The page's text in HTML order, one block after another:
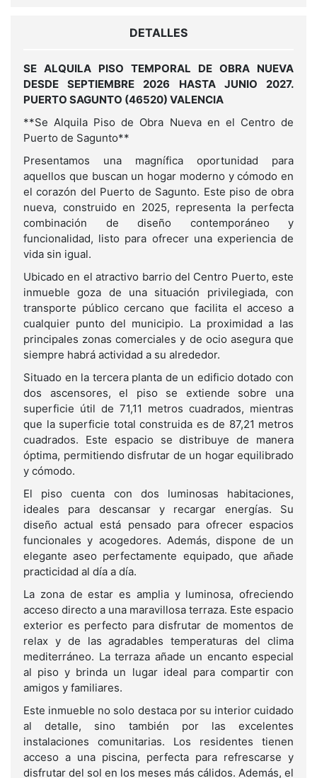
DETALLES
SE ALQUILA PISO TEMPORAL DE OBRA NUEVA
DESDE SEPTIEMBRE 2026 HASTA JUNIO 2027.
PUERTO SAGUNTO (46520) VALENCIA
**Se Alquila Piso de Obra Nueva en el Centro de
Puerto de Sagunto**
Presentamos una magnífica oportunidad para
aquellos que buscan un hogar moderno y cómodo en
el corazón del Puerto de Sagunto. Este piso de obra
nueva, construido en 2025, representa la perfecta
combinación de diseño contemporáneo y
funcionalidad, listo para ofrecer una experiencia de
vida sin igual.
Ubicado en el atractivo barrio del Centro Puerto, este
inmueble goza de una situación privilegiada, con
transporte público cercano que facilita el acceso a
cualquier punto del municipio. La proximidad a las
principales zonas comerciales y de ocio asegura que
siempre habrá actividad a su alrededor.
Situado en la tercera planta de un edificio dotado con
dos ascensores, el piso se extiende sobre una
superficie útil de 71,11 metros cuadrados, mientras
que la superficie total construida es de 87,21 metros
cuadrados. Este espacio se distribuye de manera
óptima, permitiendo disfrutar de un hogar equilibrado
y cómodo.
El piso cuenta con dos luminosas habitaciones,
ideales para descansar y recargar energías. Su
diseño actual está pensado para ofrecer espacios
funcionales y acogedores. Además, dispone de un
elegante aseo perfectamente equipado, que añade
practicidad al día a día.
La zona de estar es amplia y luminosa, ofreciendo
acceso directo a una maravillosa terraza. Este espacio
exterior es perfecto para disfrutar de momentos de
relax y de las agradables temperaturas del clima
mediterráneo. La terraza añade un encanto especial
al piso y brinda un lugar ideal para compartir con
amigos y familiares.
Este inmueble no solo destaca por su interior cuidado
al detalle, sino también por las excelentes
instalaciones comunitarias. Los residentes tienen
acceso a una piscina, perfecta para refrescarse y
disfrutar del sol en los meses más cálidos. Además, el